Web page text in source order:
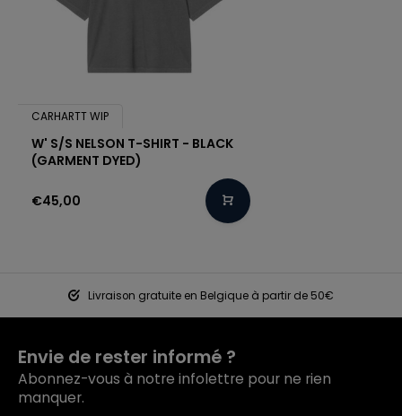
CARHARTT WIP
W' S/S NELSON T-SHIRT - BLACK
(GARMENT DYED)
€45,00
Livraison gratuite en Belgique à partir de 50€
Envie de rester informé ?
Abonnez-vous à notre infolettre pour ne rien
manquer.